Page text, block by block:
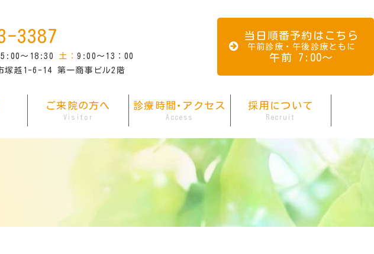
3387
～18:30 土： 9:00～13：00
塚越1-6-14 第一商事ビル2階
ご来院の方へ 診療時間･アクセス 採用について
当日順番予約はこちら
午前診療・午後診療ともに
午前 7:00～